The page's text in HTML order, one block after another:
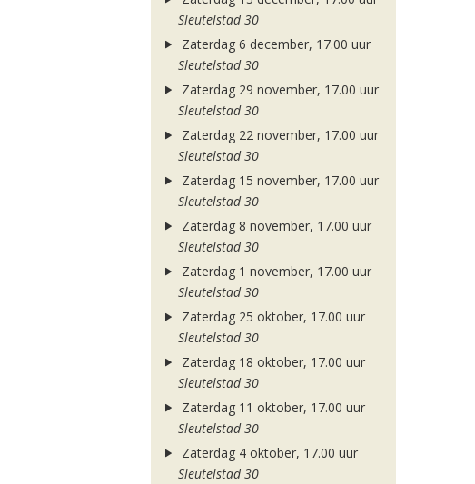
Sleutelstad 30
Zaterdag 6 december, 17.00 uur
Sleutelstad 30
Zaterdag 29 november, 17.00 uur
Sleutelstad 30
Zaterdag 22 november, 17.00 uur
Sleutelstad 30
Zaterdag 15 november, 17.00 uur
Sleutelstad 30
Zaterdag 8 november, 17.00 uur
Sleutelstad 30
Zaterdag 1 november, 17.00 uur
Sleutelstad 30
Zaterdag 25 oktober, 17.00 uur
Sleutelstad 30
Zaterdag 18 oktober, 17.00 uur
Sleutelstad 30
Zaterdag 11 oktober, 17.00 uur
Sleutelstad 30
Zaterdag 4 oktober, 17.00 uur
Sleutelstad 30